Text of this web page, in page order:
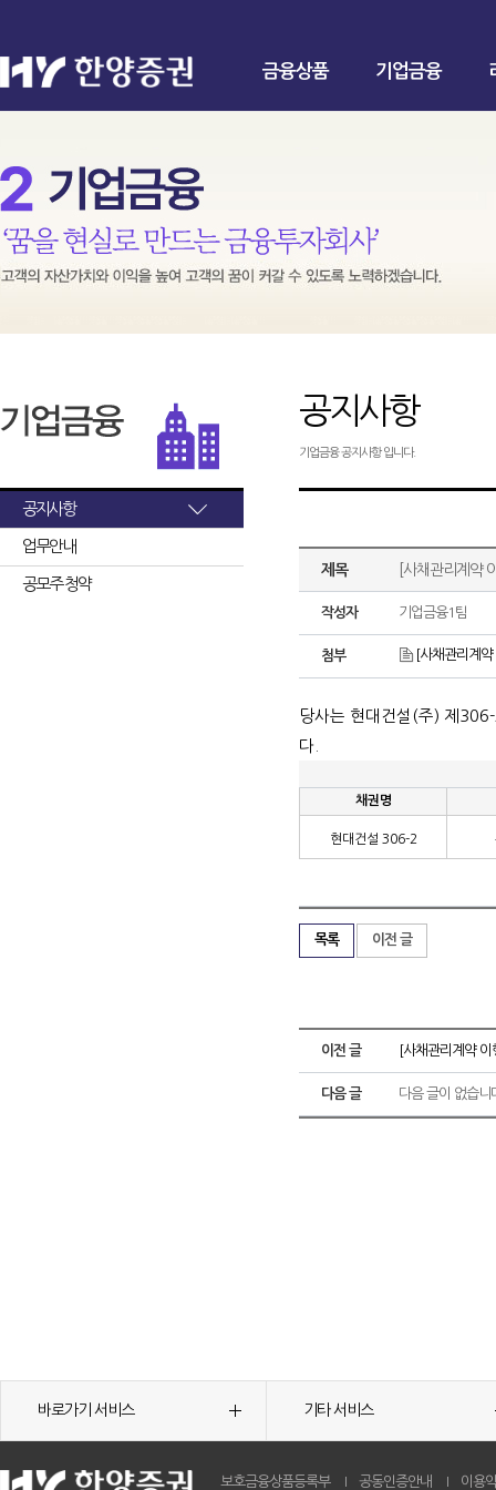
금융상품 기업금융
공지사항
업무안내
공모주 청약
공지사항
기업금융 공지사항 입니다.
제목 [사채관리계약
작성자 기업금융1팀
첨부 [사채관리계
당사는 현대건설 (주) 제
다
채권명
현대건설 306-2
목록 이전 글
이전 글 [사채관리계약
다음 글 다음 글이 없습니
바로가기 서비스 기타 서비스
보호금융상품등록부 공동인증안내 이용